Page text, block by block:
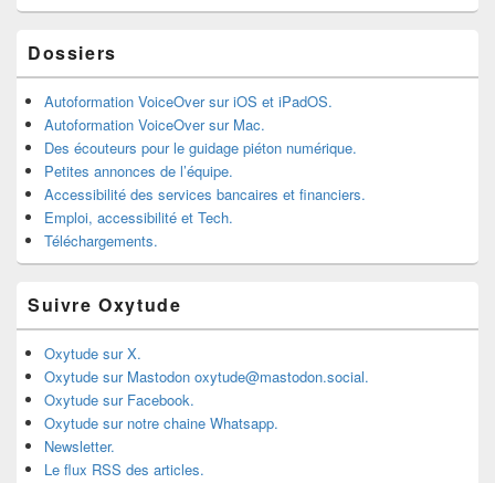
Dossiers
Autoformation VoiceOver sur iOS et iPadOS.
Autoformation VoiceOver sur Mac.
Des écouteurs pour le guidage piéton numérique.
Petites annonces de l’équipe.
Accessibilité des services bancaires et financiers.
Emploi, accessibilité et Tech.
Téléchargements.
Suivre Oxytude
Oxytude sur X.
Oxytude sur Mastodon oxytude@mastodon.social.
Oxytude sur Facebook.
Oxytude sur notre chaine Whatsapp.
Newsletter.
Le flux RSS des articles.